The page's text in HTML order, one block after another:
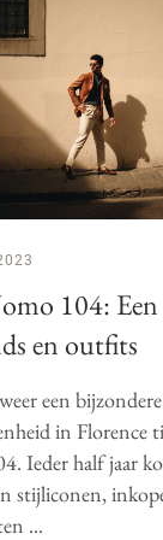
104: Een
en outfits
een bijzondere
in Florence
Ieder half jaar
stijliconen,